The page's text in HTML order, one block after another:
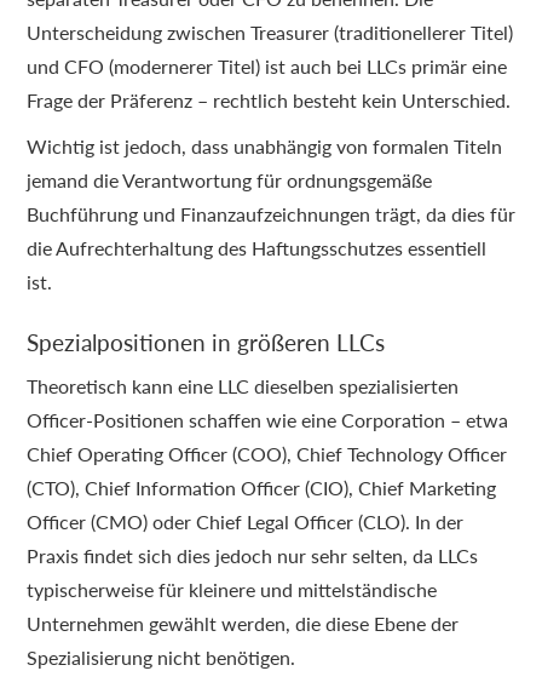
Unterscheidung zwischen Treasurer (traditionellerer Titel)
und CFO (modernerer Titel) ist auch bei LLCs primär eine
Frage der Präferenz – rechtlich besteht kein Unterschied.
Wichtig ist jedoch, dass unabhängig von formalen Titeln
jemand die Verantwortung für ordnungsgemäße
Buchführung und Finanzaufzeichnungen trägt, da dies für
die Aufrechterhaltung des Haftungsschutzes essentiell
ist.
Spezialpositionen in größeren LLCs
Theoretisch kann eine LLC dieselben spezialisierten
Officer-Positionen schaffen wie eine Corporation – etwa
Chief Operating Officer (COO), Chief Technology Officer
(CTO), Chief Information Officer (CIO), Chief Marketing
Officer (CMO) oder Chief Legal Officer (CLO). In der
Praxis findet sich dies jedoch nur sehr selten, da LLCs
typischerweise für kleinere und mittelständische
Unternehmen gewählt werden, die diese Ebene der
Spezialisierung nicht benötigen.